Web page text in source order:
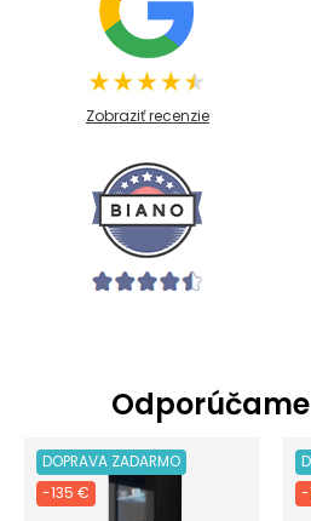
Zobraziť recenzie
DOPRAVA ZADARMO
-135 €
-